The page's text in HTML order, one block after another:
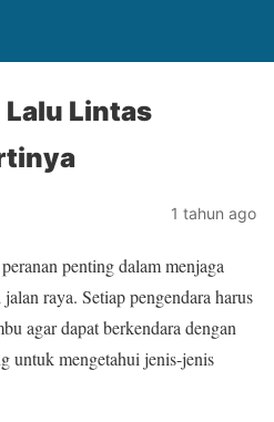
Lalu Lintas
1 tahun ago
penting dalam menjaga
raya. Setiap pengendara harus
agar dapat berkendara dengan
untuk mengetahui jenis-jenis